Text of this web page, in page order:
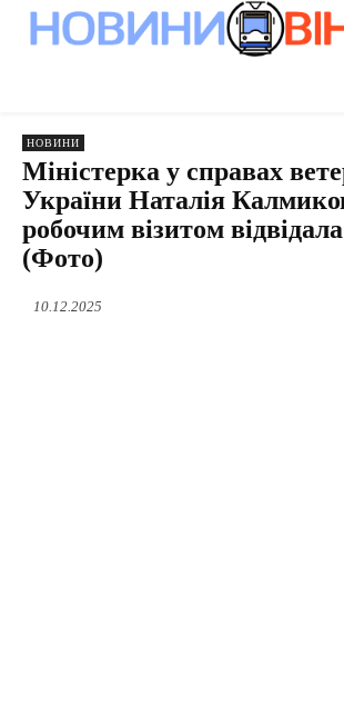
НОВИНИ
Міністерка у справах
України Наталія
робочим візитом
(Фото)
10.12.2025